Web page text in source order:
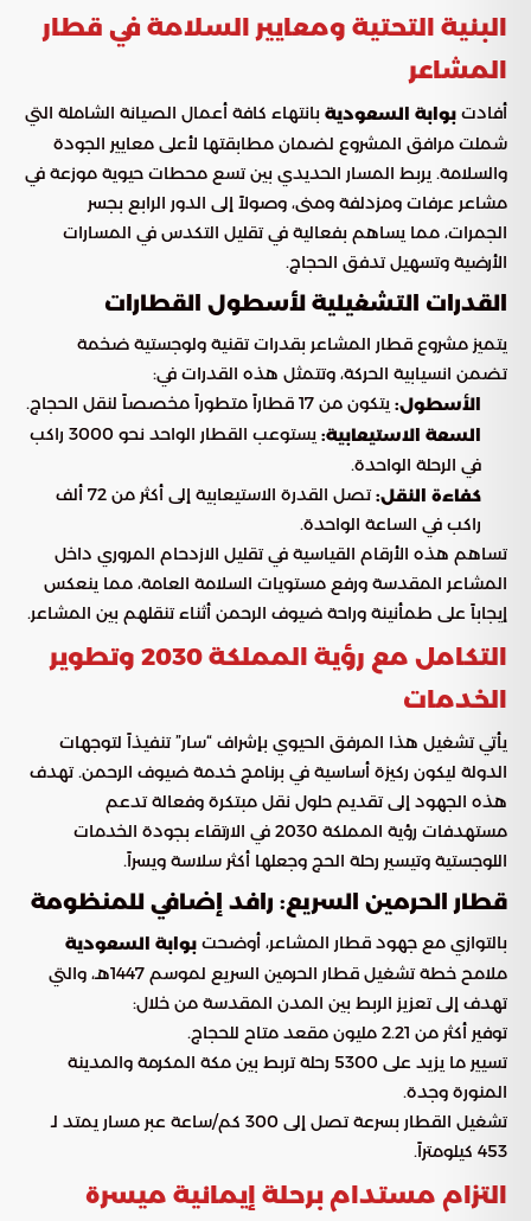
البنية التحتية ومعايير السلامة في قطار
المشاعر
أفادت بوابة السعودية بانتهاء كافة أعمال الصيانة الشاملة التي
شملت مرافق المشروع لضمان مطابقتها لأعلى معايير الجودة
والسلامة. يربط المسار الحديدي بين تسع محطات حيوية موزعة في
مشاعر عرفات ومزدلفة ومنى، وصولاً إلى الدور الرابع بجسر
الجمرات، مما يساهم بفعالية في تقليل التكدس في المسارات
الأرضية وتسهيل تدفق الحجاج.
القدرات التشغيلية لأسطول القطارات
يتميز مشروع قطار المشاعر بقدرات تقنية ولوجستية ضخمة
تضمن انسيابية الحركة، وتتمثل هذه القدرات في:
الأسطول: يتكون من 17 قطاراً متطوراً مخصصاً لنقل الحجاج.
السعة الاستيعابية:
يستوعب القطار الواحد نحو 3000 راكب
في الرحلة الواحدة.
كفاءة النقل:
تصل القدرة الاستيعابية إلى أكثر من 72 ألف
راكب في الساعة الواحدة.
تساهم هذه الأرقام القياسية في تقليل الازدحام المروري داخل
المشاعر المقدسة ورفع مستويات السلامة العامة، مما ينعكس
إيجاباً على طمأنينة وراحة ضيوف الرحمن أثناء تنقلهم بين المشاعر.
التكامل مع رؤية المملكة 2030 وتطوير
الخدمات
يأتي تشغيل هذا المرفق الحيوي بإشراف “سار” تنفيذاً لتوجهات
الدولة ليكون ركيزة أساسية في برنامج خدمة ضيوف الرحمن. تهدف
هذه الجهود إلى تقديم حلول نقل مبتكرة وفعالة تدعم
مستهدفات رؤية المملكة 2030 في الارتقاء بجودة الخدمات
اللوجستية وتيسير رحلة الحج وجعلها أكثر سلاسة ويسراً.
قطار الحرمين السريع: رافد إضافي للمنظومة
بالتوازي مع جهود قطار المشاعر، أوضحت بوابة السعودية
ملامح خطة تشغيل قطار الحرمين السريع لموسم 1447هـ، والتي
تهدف إلى تعزيز الربط بين المدن المقدسة من خلال:
توفير أكثر من 2.21 مليون مقعد متاح للحجاج.
تسيير ما يزيد على 5300 رحلة تربط بين مكة المكرمة والمدينة
المنورة وجدة.
تشغيل القطار بسرعة تصل إلى 300 كم/ساعة عبر مسار يمتد لـ
453 كيلومتراً.
التزام مستدام برحلة إيمانية ميسرة